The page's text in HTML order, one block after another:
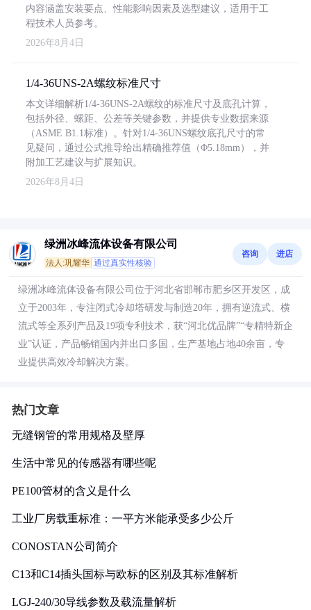
内容涵盖安装要点、性能影响因素及选型建议，适用于工
程技术人员参考。
2026年8月4日
1/4-36UNS-2A螺纹标准尺寸
本文详细解析1/4-36UNS-2A螺纹的标准尺寸及底孔计算，
包括外径、螺距、公差等关键参数，并提供专业数据来源
（ASME B1.1标准）。针对1/4-36UNS螺纹底孔尺寸的常
见疑问，通过公式推导给出精确推荐值（Φ5.18mm），并
附加工艺建议与扩展知识。
2026年8月4日
绿洲冰峰流体设备有限公司
法人:巩耀华 通过真实性核验
咨询 进店
绿洲冰峰流体设备有限公司位于河北省邯郸市肥乡区开发区，成
立于2003年，专注闭式冷却塔研发与制造20年，拥有逆流式、横
流式等全系列产品及19项专利技术，获“河北优品牌”“专精特新企
业”认证，产品畅销国内并出口多国，生产基地占地40余亩，专
业提供高效冷却解决方案。
热门文章
无缝钢管的常用规格及壁厚
生活中常见的传感器有哪些呢
PE100管材的含义是什么
工业厂房载重标准：一平方米能承受多少公斤
CONOSTAN公司简介
C13和C14插头国标与欧标的区别及其标准解析
LGJ-240/30导线参数及载流量解析